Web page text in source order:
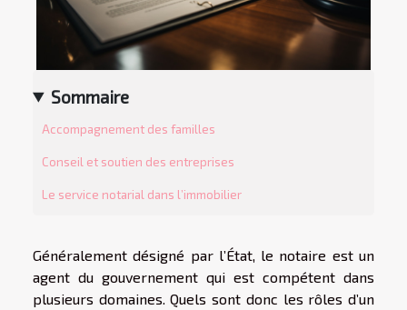
Sommaire
Accompagnement des familles
Conseil et soutien des entreprises
Le service notarial dans l’immobilier
Généralement désigné par l’État, le notaire est un
agent du gouvernement qui est compétent dans
plusieurs domaines. Quels sont donc les rôles d’un